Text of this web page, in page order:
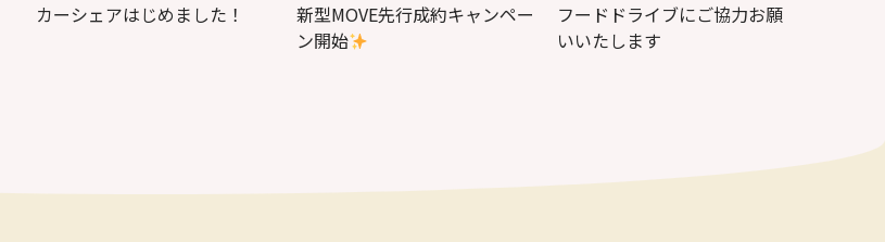
カーシェアはじめました！
新型MOVE先行成約キャンペー
ン開始
フードドライブにご協力お願
いいたします